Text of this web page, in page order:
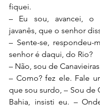
fiquei.
– Eu sou, avancei, o
javanês, que o senhor
– Sente-se, respondeu-
senhor é daqui, do Rio?
– Não, sou de
– Como? fez ele. Fale
que sou surdo, – Sou de
Bahia, insisti eu. –